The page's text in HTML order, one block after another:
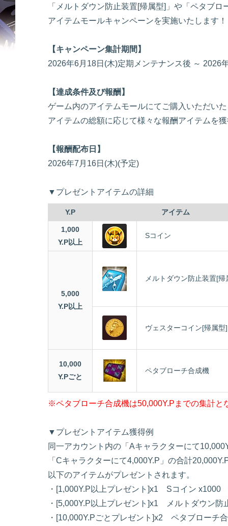
「メルトダウン防止装置[帰属型]」や「ペタブ
アイテムモールキャンペーンを実施いたします！
【キャンペーン集計期間】
2026年6月18日(木)定期メンテナンス後 ～ 2026
【達成条件及び報酬】
ゲーム内のアイテムモールにてご購入いただいた
アイテムの総額に応じて様々な報酬アイテムを
【報酬配布日】
2026年7月16日(木)(予定)
▼プレゼントアイテムの詳細
Y.P アイテム
1,000
Y.P以上
Sコイン
5,000
Y.P以上
メルトダウン防止装置[帰
ヴェスターコイン[帰属型]
10,000
Y.Pごと
ペタブローチ合成機
※ペタブローチ合成機は50,000Y.Pまでの集計と
▼プレゼントアイテム獲得例
同一アカウント内の「Aキャラクターにて
「Cキャラクターにて4,000Y.P」の合計
以下のアイテムがプレゼントされます。
・[1,000Y.P以上プレゼント]x1 Sコイン x1000
・[5,000Y.P以上プレゼント]x1 メルトダウン防
・[10,000Y.Pごとプレゼント]x2 ペタブローチ